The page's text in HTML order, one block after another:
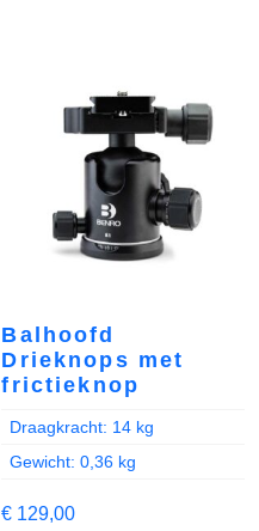
Balhoofd
Drieknops met
frictieknop
Draagkracht: 14 kg
Gewicht: 0,36 kg
€ 129,00